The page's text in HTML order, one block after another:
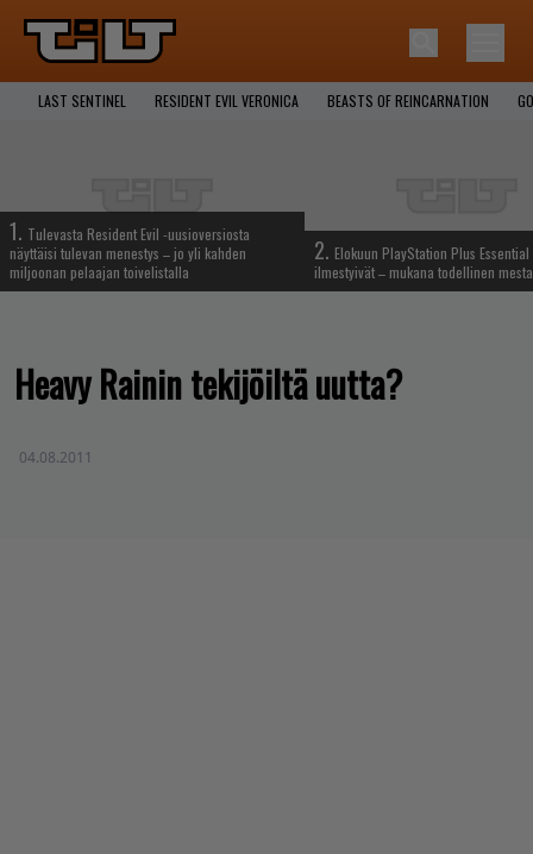
LAST SENTINEL RESIDENT EVIL VERONICA BEASTS OF REINCARNATION
1. Tulevasta Resident Evil -uusioversiosta
näyttäisi tulevan menestys – jo yli kahden
miljoonan pelaajan toivelistalla
2. Elokuun PlayStation Plus
ilmestyivät – mukana todellinen
Heavy Rainin tekijöiltä uutta?
04.08.2011